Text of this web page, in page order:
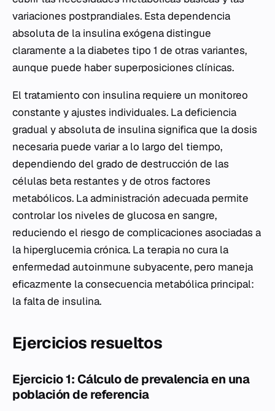
variaciones postprandiales. Esta dependencia
absoluta de la insulina exógena distingue
claramente a la diabetes tipo 1 de otras variantes,
aunque puede haber superposiciones clínicas.
El tratamiento con insulina requiere un monitoreo
constante y ajustes individuales. La deficiencia
gradual y absoluta de insulina significa que la dosis
necesaria puede variar a lo largo del tiempo,
dependiendo del grado de destrucción de las
células beta restantes y de otros factores
metabólicos. La administración adecuada permite
controlar los niveles de glucosa en sangre,
reduciendo el riesgo de complicaciones asociadas a
la hiperglucemia crónica. La terapia no cura la
enfermedad autoinmune subyacente, pero maneja
eficazmente la consecuencia metabólica principal:
la falta de insulina.
Ejercicios resueltos
Ejercicio 1: Cálculo de prevalencia en una
población de referencia